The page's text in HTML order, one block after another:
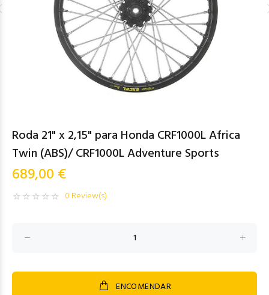
Roda 21" x 2,15" para Honda CRF1000L Africa
Twin (ABS)/ CRF1000L Adventure Sports
689,00 €
0 Review(s)
ENCOMENDAR